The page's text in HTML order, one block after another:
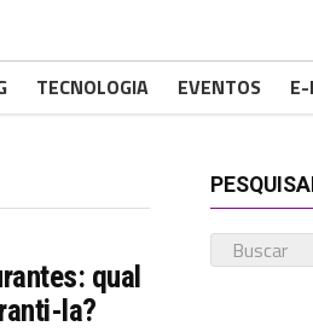
TECNOLOGIA EVENTOS
qual
la?